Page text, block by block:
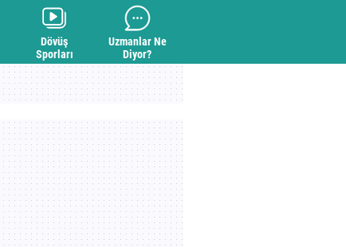
Dövüş
Sporları
Uzmanlar Ne
Diyor?